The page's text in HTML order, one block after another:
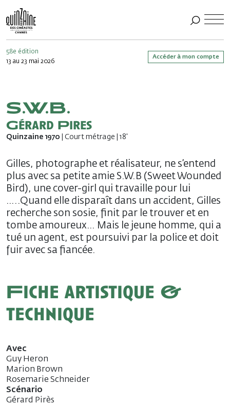
58e édition
13 au 23 mai 2026
Accéder à mon compte
S.W.B.
Gérard Pires
Quinzaine 1970 | Court métrage | 18'
Gilles, photographe et réalisateur, ne s’entend
plus avec sa petite amie S.W.B (Sweet Wounded
Bird), une cover-girl qui travaille pour lui
…..Quand elle disparaît dans un accident, Gilles
recherche son sosie, finit par le trouver et en
tombe amoureux… Mais le jeune homme, qui a
tué un agent, est poursuivi par la police et doit
fuir avec sa fiancée.
Fiche artistique &
technique
Avec
Guy Heron
Marion Brown
Rosemarie Schneider
Scénario
Gérard Pirès